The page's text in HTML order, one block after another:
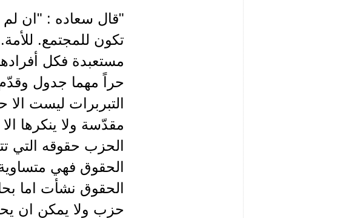
"قال سعاده : "ان لم
تكون للمجتمع.
مستعبدة فكل
حراً مهما جدول وقدّم
التبربرات ليست
مقدّسة ولا ينكرها
الحزب حقوقه التي
الحقوق فهي
الحقوق نشأت اما
حزب ولا يمكن ان